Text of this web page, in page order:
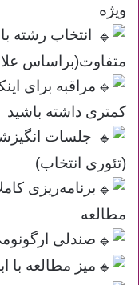
ویژه
انتخاب رشته
متفاوت(براساس
مراقبه برای
کمتری داشته باشید
جلسات
(تئوری انتخاب)
برنامه‌ریزی
مطالعه
صندلی
میز مطالعه با